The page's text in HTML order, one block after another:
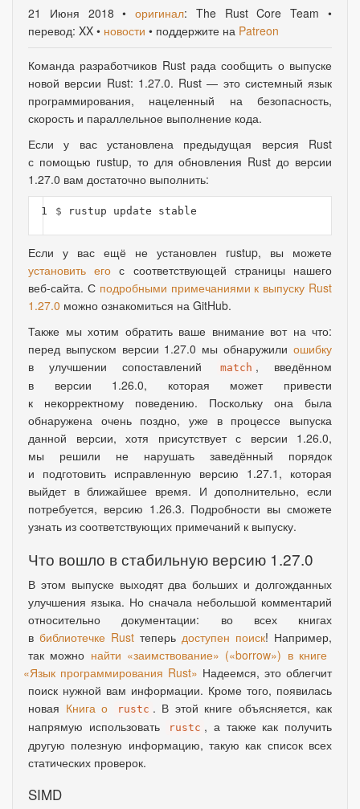
21 Июня 2018•оригинал: The Rust Core Team •
перевод: XX • новости • поддержите на Patreon
Команда разработчиков Rust рада сообщить о выпуске
новой версии Rust: 1.27.0. Rust — это системный язык
программирования, нацеленный на безопасность,
скорость и параллельное выполнение кода.
Если у вас установлена предыдущая версия Rust
с помощью rustup, то для обновления Rust до версии
1.27.0 вам достаточно выполнить:
1 $
Если у вас ещё не установлен rustup, вы можете
установить его с соответствующей страницы нашего
веб-сайта. С подробными примечаниями к выпуску Rust
1.27.0 можно ознакомиться на GitHub.
Также мы хотим обратить ваше внимание вот на что:
перед выпуском версии 1.27.0 мы обнаружили ошибку
в улучшении сопоставлений
match , введённом
в версии 1.26.0,
которая может привести
к некорректному поведению. Поскольку она была
обнаружена очень поздно,
уже в процессе выпуска
данной версии, хотя присутствует с версии 1.26.0,
мы решили не нарушать заведённый порядок
и подготовить исправленную версию 1.27.1 , которая
выйдет в ближайшее время. И дополнительно, если
потребуется, версию 1.26.3. Подробности вы сможете
узнать из соответствующих примечаний к выпуску.
Что вошло в стабильную версию 1.27.0
В этом выпуске выходят два больших и долгожданных
улучшения языка. Но сначала небольшой комментарий
относительно документации: во всех книгах
в библиотечке Rust теперь доступен поиск! Например,
так можно найти «заимствование» («borrow») в книге
«Язык программирования Rust» Надеемся, это облегчит
поиск нужной вам информации. Кроме того, появилась
новая Книга о rustc . В этой книге объясняется, как
напрямую использовать
rustc , а также как получить
другую полезную информацию, такую как список всех
статических проверок.
SIMD